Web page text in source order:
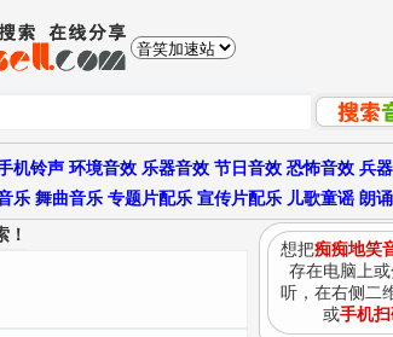
机铃声 环境音效 乐器音效 节日音效 恐怖音效 兵
乐 舞曲音乐 专题片配乐 宣传片配乐 儿歌童谣 朗
！
想把痴痴地笑
存在电脑上
听，在右侧二
或手机扫